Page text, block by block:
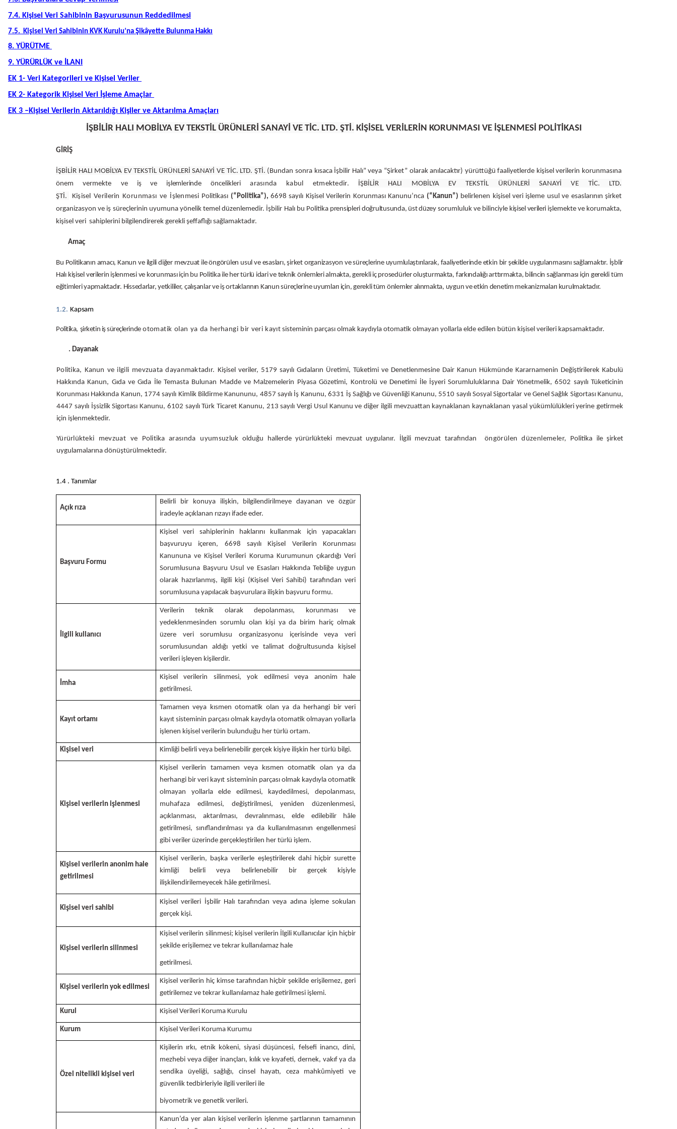
7.4. Kişisel Veri Sahibinin Başvurusunun Reddedilmesi
7.5. Kişisel Veri Sahibinin KVK Kurulu’na Şikâyette Bulunma Hakkı
8. YÜRÜTME
9. YÜRÜRLÜK ve İLANI
EK 1- Veri Kategorileri ve Kişisel Veriler
EK 2- Kategorik Kişisel Veri İşleme Amaçlar
EK 3 –Kişisel Verilerin Aktarıldığı Kişiler ve Aktarılma Amaçları
İŞBİLİR HALI MOBİLYA EV TEKSTİL ÜRÜNLERİ SANAYİ VE TİC. LTD. ŞTİ. KİŞİSEL VERİLERİN KORUNMASI VE İŞLENMESİ POLİTİKASI
GİRİŞ
İŞBİLİR HALI MOBİLYA EV TEKSTİL ÜRÜNLERİ SANAYİ VE TİC. LTD. ŞTİ. ( Bundan sonra kısaca İşbilir Halı” veya “Şirket” olarak anılacaktır) yürüttüğü faaliyetlerde kişisel verilerin korunmasına
önem vermekte veiş ve işlemlerinde öncelikleriarasında kabul etmektedir.
İŞBİLİR HALI MOBİLYA EV TEKSTİL ÜRÜNLERİ SANAYİ VE TİC. LTD.
ŞTİ.
Kişisel Verilerin Korunması ve İşlenmesi Politikası (“Politika”),6698 sayılı Kişisel Verilerin Korunması Kanunu’nca (“Kanun”) belirlenen kişisel veri işleme usul ve esaslarının şirket
organizasyon ve iş süreçlerinin uyumuna yönelik temel düzenlemedir. İşbilir Halı bu Politika prensipleri doğrultusunda, üst düzey sorumluluk ve bilinciyle kişisel verileri işlemekte ve korumakta,
kişisel veri sahiplerini bilgilendirerek gerekli şeffaflığı sağlamaktadır.
Amaç
Bu Politikanın amacı, Kanun ve ilgili diğer mevzuat ile öngörülen usul ve esasları, şirket organizasyon ve süreçlerine uyumlulaştırılarak, faaliyetlerinde etkin bir şekilde uygulanmasını sağlamaktır. İşblir
Halı kişisel verilerin işlenmesi ve korunması için bu Politika ile her türlü idari ve teknik önlemleri almakta, gerekli iç prosedürler oluşturmakta, farkındalığı arttırmakta, bilincin sağlanması için gerekli tüm
eğitimleri yapmaktadır. Hissedarlar, yetkililer, çalışanlar ve iş ortaklarının Kanun süreçlerine uyumları için, gerekli tüm önlemler alınmakta, uygun ve etkin denetim mekanizmaları kurulmaktadır.
1.2. Kapsam
Politika, şirketin iş süreçlerindeotomatik olan ya da herhangi bir veri kayıt sisteminin parçası olmak kaydıyla otomatik olmayan yollarla elde edilen bütün kişisel verileri kapsamaktadır.
. Dayanak
Politika, Kanun ve ilgili mevzuata dayanmaktadır. Kişisel veriler, 5179 sayılı Gıdaların Üretimi, Tüketimi ve Denetlenmesine Dair Kanun Hükmünde Kararnamenin Değiştirilerek Kabulü
Hakkında Kanun, Gıda ve Gıda İle Temasta Bulunan Madde ve Malzemelerin Piyasa Gözetimi, Kontrolü ve Denetimi İle İşyeri Sorumluluklarına Dair Yönetmelik, 6502 sayılı Tüketicinin
Korunması Hakkında Kanun, 1774 sayılı Kimlik Bildirme Kanununu, 4857 sayılı İş Kanunu, 6331 İş Sağlığı ve Güvenliği Kanunu, 5510 sayılı Sosyal Sigortalar ve Genel Sağlık Sigortası Kanunu,
4447 sayılı İşsizlik Sigortası Kanunu, 6102 sayılı Türk Ticaret Kanunu, 213 sayılı Vergi Usul Kanunu ve diğer ilgili mevzuattan kaynaklanan kaynaklanan yasal yükümlülükleri yerine getirmek
için işlenmektedir.
Yürürlükteki mevzuat ve Politikaarasında uyumsuzluk olduğu hallerde yürürlükteki mevzuat uygulanır. İlgili mevzuat tarafından öngörülen düzenlemeler, Politika ile şirket
uygulamalarına dönüştürülmektedir.
1.4 . Tanımlar
Açık rıza
Belirli bir konuya ilişkin, bilgilendirilmeye dayanan ve özgür
iradeyle açıklanan rızayı ifade eder.
Başvuru Formu
Kişisel veri sahiplerinin haklarını kullanmak için yapacakları
başvuruyu içeren, 6698 sayılı Kişisel Verilerin Korunması
Kanununa ve Kişisel Verileri Koruma Kurumunun çıkardığı Veri
Sorumlusuna Başvuru Usul ve Esasları Hakkında Tebliğe uygun
olarak hazırlanmış, ilgili kişi (Kişisel Veri Sahibi) tarafından veri
sorumlusuna yapılacak başvurulara ilişkin başvuru formu.
İlgili kullanıcı
Verilerin teknik olarak depolanması, korunması ve
yedeklenmesinden sorumlu olan kişi ya da birim hariç olmak
üzere veri sorumlusu organizasyonu içerisinde veya veri
sorumlusundan aldığı yetki ve talimat doğrultusunda kişisel
verileri işleyen kişilerdir.
İmha
Kişisel verilerin silinmesi, yok edilmesi veya anonim hale
getirilmesi.
Kayıt ortamı
Tamamen veya kısmen otomatik olan ya da herhangi bir veri
kayıt sisteminin parçası olmak kaydıyla otomatik olmayan yollarla
işlenen kişisel verilerin bulunduğu her türlü ortam.
Kişisel veri Kimliği belirli veya belirlenebilir gerçek kişiye ilişkin her türlü bilgi.
Kişisel verilerin işlenmesi
Kişisel verilerin tamamen veya kısmen otomatik olan ya da
herhangi bir veri kayıt sisteminin parçası olmak kaydıyla otomatik
olmayan yollarla elde edilmesi, kaydedilmesi, depolanması,
muhafaza edilmesi, değiştirilmesi, yeniden düzenlenmesi,
açıklanması, aktarılması, devralınması, elde edilebilir hâle
getirilmesi, sınıflandırılması ya da kullanılmasının engellenmesi
gibi veriler üzerinde gerçekleştirilen her türlü işlem.
Kişisel verilerin anonim hale
getirilmesi
Kişisel verilerin, başka verilerle eşleştirilerek dahi hiçbir surette
kimliği belirli veya belirlenebilir bir gerçek kişiyle
ilişkilendirilemeyecek hâle getirilmesi.
Kişisel veri sahibi
Kişisel verileri İşbilir Halı tarafından veya adına işleme sokulan
gerçek kişi.
Kişisel verilerin silinmesi
Kişisel verilerin silinmesi; kişisel verilerin İlgili Kullanıcılar için hiçbir
şekilde erişilemez ve tekrar kullanılamaz hale
getirilmesi.
Kişisel verilerin yok edilmesi
Kişisel verilerin hiç kimse tarafından hiçbir şekilde erişilemez, geri
getirilemez ve tekrar kullanılamaz hale getirilmesi işlemi.
Kurul Kişisel Verileri Koruma Kurulu
Kurum Kişisel Verileri Koruma Kurumu
Özel nitelikli kişisel veri
Kişilerin ırkı, etnik kökeni, siyasi düşüncesi, felsefi inancı, dini,
mezhebi veya diğer inançları, kılık ve kıyafeti, dernek, vakıf ya da
sendika üyeliği, sağlığı, cinsel hayatı, ceza mahkûmiyeti ve
güvenlik tedbirleriyle ilgili verileri ile
biyometrik ve genetik verileri.
Kanun’da yer alan kişisel verilerin işlenme şartlarının tamamının